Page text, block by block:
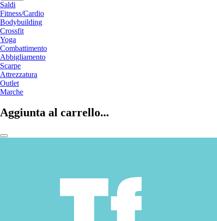
Saldi
Fitness/Cardio
Bodybuilding
Crossfit
Yoga
Combattimento
Abbigliamento
Scarpe
Attrezzatura
Outlet
Marche
Aggiunta al carrello...